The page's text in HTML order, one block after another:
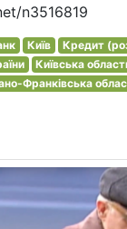
n3516819
Київ
Кредит
Київська
Франківська